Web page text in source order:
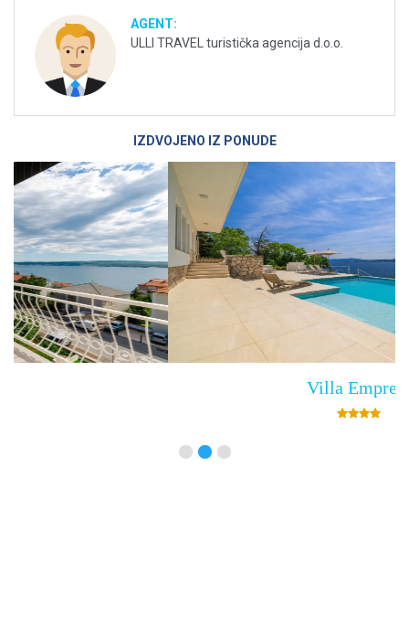
AGENT:
ULLI TRAVEL turistička agencija d.o.o.
IZDVOJENO IZ PONUDE